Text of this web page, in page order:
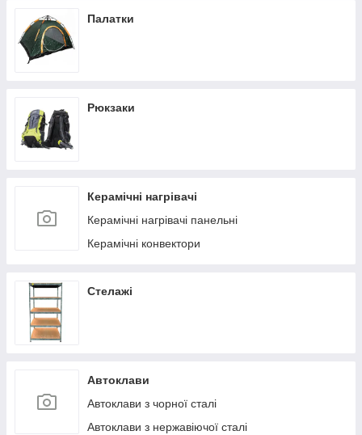
Палатки
Рюкзаки
Керамічні нагрівачі
Керамічні нагрівачі панельні
Керамічні конвектори
Стелажі
Автоклави
Автоклави з чорної сталі
Автоклави з нержавіючої сталі